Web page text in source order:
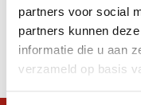
partners voor social
partners kunnen
informatie die u aan
verzameld op basis
Producten
Filter
Sorteren op